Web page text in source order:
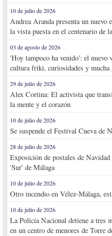
10 de julio de 2026
Andrea Aranda presenta un nuevo
la vista puesta en el centenario de
03 de agosto de 2026
'Hoy tampoco ha venido': el nuevo
cultura friki, curiosidades y mucha
29 de julio de 2026
Alex Cortina: El activista que
la mente y el corazón
10 de julio de 2026
Se suspende el Festival Cueva de
28 de julio de 2026
Exposición de postales de
'Sur' de Málaga
10 de julio de 2026
Otro incendio en Vélez-Málaga,
10 de julio de 2026
La Policía Nacional detiene a tres
en un centro de menores de Torre